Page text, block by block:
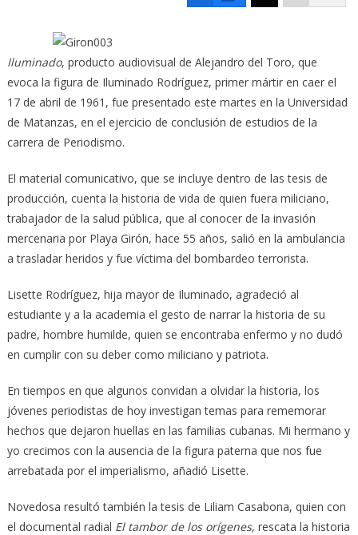
Iluminado, producto audiovisual de Alejandro del Toro, que
evoca la figura de Iluminado Rodríguez, primer mártir en caer el
17 de abril de 1961, fue presentado este martes en la Universidad
de Matanzas, en el ejercicio de conclusión de estudios de la
carrera de Periodismo.
El material comunicativo, que se incluye dentro de las tesis de
producción, cuenta la historia de vida de quien fuera miliciano,
trabajador de la salud pública, que al conocer de la invasión
mercenaria por Playa Girón, hace 55 años, salió en la ambulancia
a trasladar heridos y fue víctima del bombardeo terrorista.
Lisette Rodríguez, hija mayor de Iluminado, agradeció al
estudiante y a la academia el gesto de narrar la historia de su
padre, hombre humilde, quien se encontraba enfermo y no dudó
en cumplir con su deber como miliciano y patriota.
En tiempos en que algunos convidan a olvidar la historia, los
jóvenes periodistas de hoy investigan temas para rememorar
hechos que dejaron huellas en las familias cubanas. Mi hermano y
yo crecimos con la ausencia de la figura paterna que nos fue
arrebatada por el imperialismo, añadió Lisette.
Novedosa resultó también la tesis de Liliam Casabona, quien con
el documental radial El tambor de los orígenes, rescata la historia